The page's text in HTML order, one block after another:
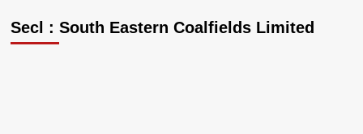
Secl : South Eastern Coalfields Limited